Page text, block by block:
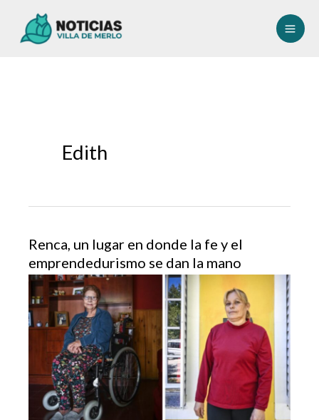
Edith
Renca, un lugar en donde la fe y el
emprendedurismo se dan la mano